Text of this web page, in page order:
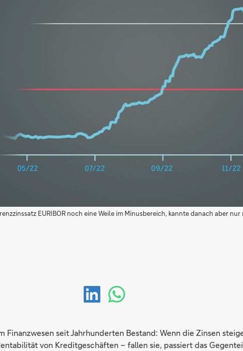
EURIBOR noch eine Weile im Minusbereich, kannte danach aber
Finanzwesen seit Jahrhunderten Bestand: Wenn die Zinsen
von Kreditgeschäften – fallen sie, passiert das